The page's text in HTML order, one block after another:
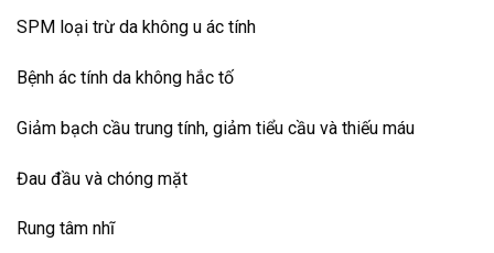
SPM loại trừ da không u ác tính
Bệnh ác tính da không hắc tố
Giảm bạch cầu trung tính, giảm tiểu cầu và thiếu máu
Đau đầu và chóng mặt
Rung tâm nhĩ